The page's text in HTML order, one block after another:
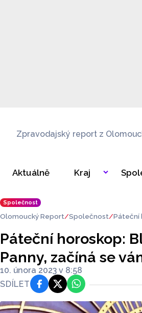
Zpravodajský report z
Aktuálně Kraj
Společnost
Olomoucký Report Společnost
Páteční
Páteční horoskop:
Panny, začíná se
10. února 2023 v 8:58
SDÍLET
FacebookPlatforma X
WhatsApp